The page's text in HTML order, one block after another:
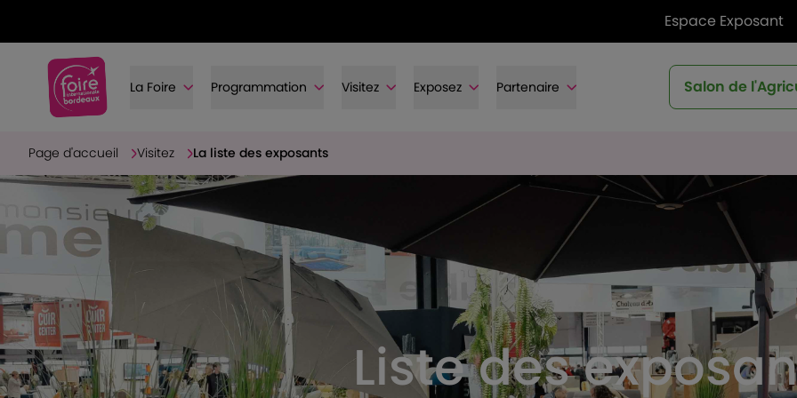
Espace Exposant
La Foire Programmation Visitez Exposez Partenaire Salon de
Page d'accueil Visitez La liste des exposants
Liste des